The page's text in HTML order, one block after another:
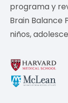
programa y
Brain Balance
niños,